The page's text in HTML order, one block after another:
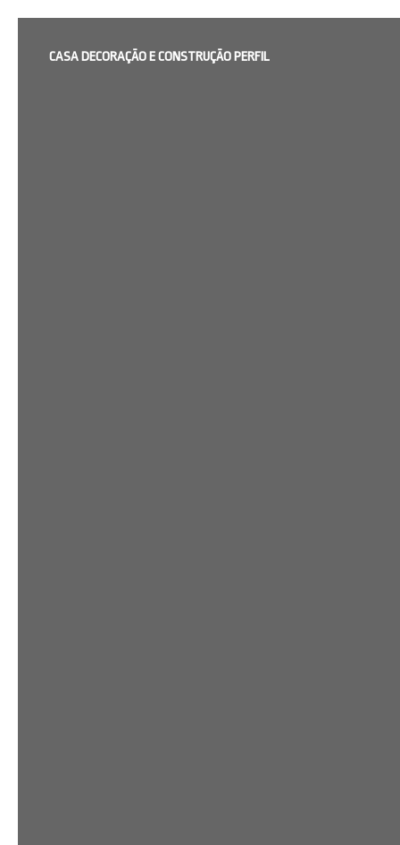
CASA DECORAÇÃO E CONSTRUÇÃO PERFIL